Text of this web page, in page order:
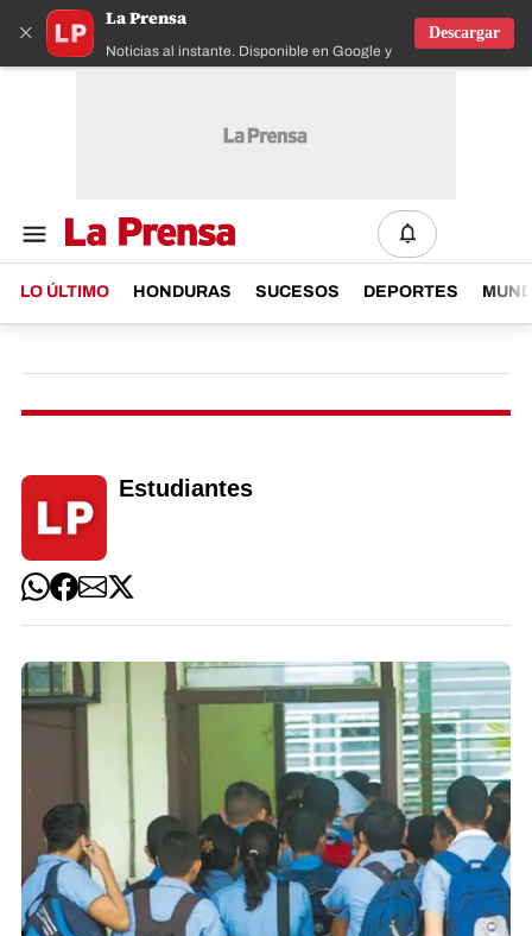
×
La Prensa
Noticias al instante. Disponible en Google y IOS
Descargar
LO ÚLTIMO HONDURAS SUCESOS DEPORTES
Estudiantes